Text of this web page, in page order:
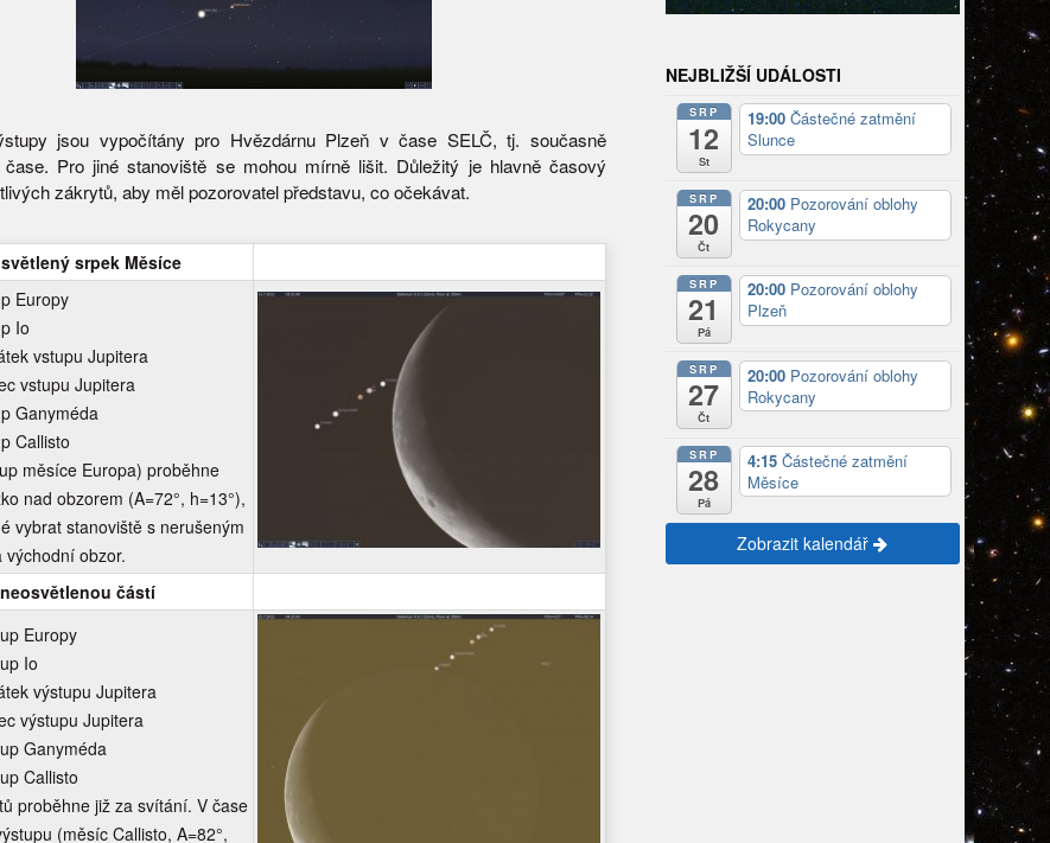
jsou vypočítány pro Hvězdárnu Plzeň v čase SELČ, tj. současně
čase. Pro jiné stanoviště se mohou mírně lišit. Důležitý je hlavně časový
zákrytů, aby měl pozorovatel představu, co očekávat.
srpek Měsíce
Europy
Io
vstupu Jupitera
vstupu Jupitera
Ganyméda
Callisto
měsíce Europa) proběhne
nad obzorem (A=72°, h=13°),
vybrat stanoviště s nerušeným
východní obzor.
částí
Europy
Io
výstupu Jupitera
výstupu Jupitera
Ganyméda
Callisto
proběhne již za svítání. V čase
(měsíc Callisto, A=82°,
NEJBLIŽŠÍ UDÁLOSTI
SRP
12
St
19:00 Částečné zatmění
Slunce
SRP
20
Čt
20:00 Pozorování oblohy
Rokycany
SRP
21
Pá
20:00 Pozorování oblohy
Plzeň
SRP
27
Čt
20:00 Pozorování oblohy
Rokycany
SRP
28
Pá
4:15 Částečné zatmění
Měsíce
Zobrazit kalendář